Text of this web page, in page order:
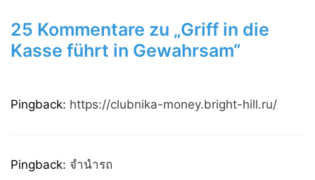
25 Kommentare zu „Griff in die
Kasse führt in Gewahrsam“
Pingback: https://clubnika-money.bright-hill.ru/
Pingback: จำนำรถ